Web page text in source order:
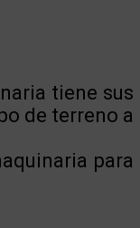
tiene sus
de terreno a
para